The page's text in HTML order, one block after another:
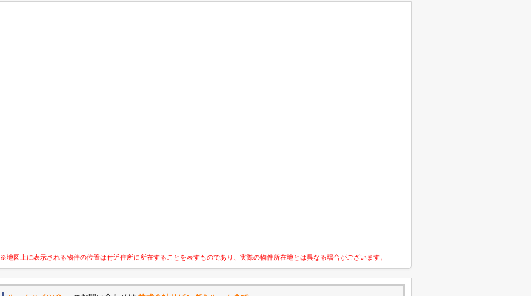
※地図上に表示される物件の位置は付近住所に所在することを表すものであり、実際の物件所在地とは異なる場合がございます。